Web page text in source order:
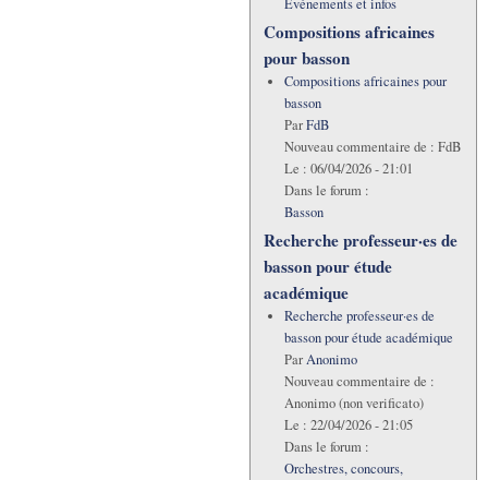
Evénements et infos
Compositions africaines
pour basson
Compositions africaines pour
basson
ParFdB
Nouveau commentaire de : FdB
Le : 06/04/2026 - 21:01
Dans le forum :
Basson
Recherche professeur·es de
basson pour étude
académique
Recherche professeur·es de
basson pour étude académique
ParAnonimo
Nouveau commentaire de :
Anonimo (non verificato)
Le : 22/04/2026 - 21:05
Dans le forum :
Orchestres, concours,